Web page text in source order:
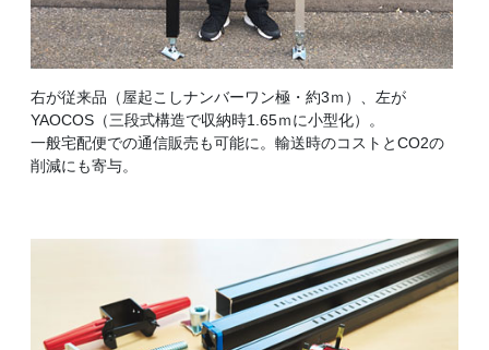
右が従来品（屋起こしナンバーワン極・約3ｍ）、左が
YAOCOS（三段式構造で収納時1.65ｍに小型化）。
一般宅配便での通信販売も可能に。輸送時のコストとCO2の
削減にも寄与。